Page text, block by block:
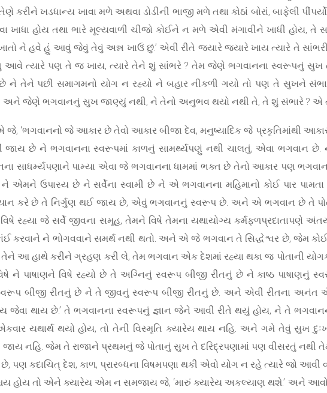
ખડધાન્ય ખાવા મળે અથવા ડોડીની ભાજી મળે તથા કોઠાં બોરાં, બાફેલી
ખાધા હોય તથા ભારે મૂલ્યવાળી ચીજો કોઈને ન મળે એવી મંગાવીને ખાધી હોય, તે
ને હવે હું આવું જેવું તેવું અન્ન ખાઉં છું.’ એવી રીતે જ્યારે જ્યારે ખાય ત્યારે તે
આવે ત્યારે પણ તે જ ખાય, ત્યારે તેને શું સાંભરે ? તેમ જેણે ભગવાનના સ્વરૂપનું
ને તેને પછી સમાગમનો યોગ ન રહ્યો ને બહાર નીકળી ગયો તો પણ તે સુખને
અને જેણે ભગવાનનું સુખ જાણ્યું નથી, ને તેનો અનુભવ થયો નથી તે, તે શું સંભારે ? એ
જે આકાર છે તેવો આકાર બીજા દેવ, મનુષ્યાદિક જે પ્રકૃતિમાંથી આકાર
જાય છે ને ભગવાનના સ્વરૂપમાં કાળનું સામર્થ્યપણું નથી ચાલતું, એવા ભગવાન
સાધર્મ્યપણાને પામ્યા એવા જે ભગવાનના ધામમાં ભક્ત છે તેનો આકાર પણ
એમને ઉપાસ્ય છે ને સર્વેના સ્વામી છે ને એ ભગવાનના મહિમાનો કોઈ પાર પામતા
કરે છે તે નિર્ગુણ થઈ જાય છે, એવું ભગવાનનું સ્વરૂપ છે. અને એ ભગવાન છે તે
રહ્યા જે સર્વે જીવના સમૂહ, તેમને વિષે તેમના યથાયોગ્ય કર્મફળપ્રદાતાપણે
કરવાને ને ભોગવવાને સમર્થ નથી થતો. અને એ જે ભગવાન તે સિદ્ધેશ્વર છે, જેમ
તેને આ હાથે કરીને ગ્રહણ કરી લે, તેમ ભગવાન એક દેશમાં રહ્યા થકા જ પોતાની
ને પાષાણને વિષે રહ્યો છે તે અગ્નિનું સ્વરૂપ બીજી રીતનું છે ને કાષ્ઠ પાષાણનું
બીજી રીતનું છે ને તે જીવનું સ્વરૂપ બીજી રીતનું છે. અને એવી રીતના
જેવા થાય છે.’ તે ભગવાનના સ્વરૂપનું જ્ઞાન જેને આવી રીતે થયું હોય, ને તે
યથાર્થ થયો હોય, તો તેની વિસ્મૃતિ ક્યારેય થાય નહિ. અને ગમે તેવું સુખ
નહિ. જેમ તે રાજાને પ્રથમનું જે પોતાનું સુખ તે દરિદ્રપણામાં પણ વીસરતું નથી
કદાચિત્ દેશ, કાળ, પ્રારબ્ધના વિષમપણા થકી એવો યોગ ન રહે ત્યારે જો આવી
હોય તો એને ક્યારેય એમ ન સમજાય જે, ‘મારું ક્યારેય અકલ્યાણ થશે.’ અને આવો